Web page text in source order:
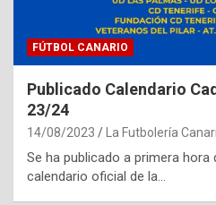
FÚTBOL CANARIO
Publicado Calendario
23/24
14/08/2023 La Futbolería
Se ha publicado a primera hora
calendario oficial de la…